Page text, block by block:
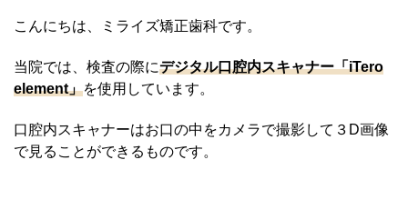
こんにちは、ミライズ矯正歯科です。
当院では、検査の際にデジタル口腔内スキャナー「iTero
element」を使用しています。
口腔内スキャナーはお口の中をカメラで撮影して３D画像
で見ることができるものです。